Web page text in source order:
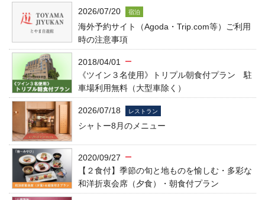
2026/07/20 宿泊
海外予約サイト（Agoda・Trip.com等）ご利用
時の注意事項
2018/04/01
《ツイン３名使用》トリプル朝食付プラン 駐
車場利用無料（大型車除く）
2026/07/18 レストラン
シャトー8月のメニュー
2020/09/27
【２食付】季節の旬と地ものを愉しむ・多彩な
和洋折衷会席（夕食）・朝食付プラン